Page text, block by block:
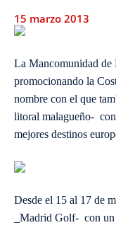
15 marzo 2013
La Mancomunidad de
promocionando la
nombre con el que
litoral malagueño-
mejores destinos
Desde el 15 al 17 de
_Madrid Golf- con un